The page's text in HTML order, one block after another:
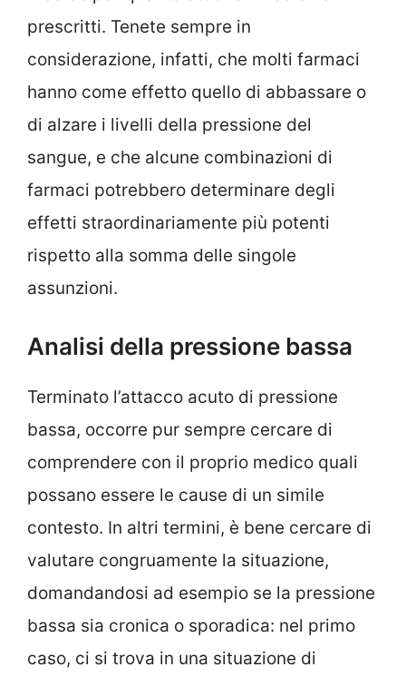
prescritti. Tenete sempre in
considerazione, infatti, che molti farmaci
hanno come effetto quello di abbassare o
di alzare i livelli della pressione del
sangue, e che alcune combinazioni di
farmaci potrebbero determinare degli
effetti straordinariamente più potenti
rispetto alla somma delle singole
assunzioni.
Analisi della pressione bassa
Terminato l’attacco acuto di pressione
bassa, occorre pur sempre cercare di
comprendere con il proprio medico quali
possano essere le cause di un simile
contesto. In altri termini, è bene cercare di
valutare congruamente la situazione,
domandandosi ad esempio se la pressione
bassa sia cronica o sporadica: nel primo
caso, ci si trova in una situazione di